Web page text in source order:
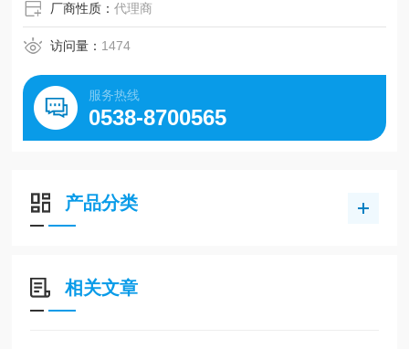
厂商性质：代理商
访问量： 1474
服务热线
0538-8700565
产品分类
相关文章